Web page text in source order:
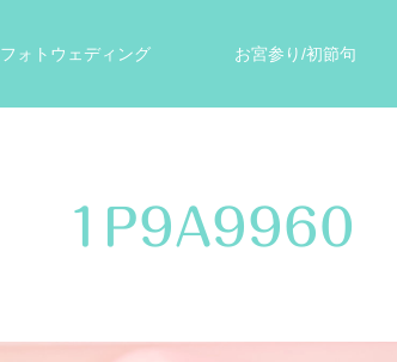
フォトウェディング お宮参り/初節句
1P9A9960